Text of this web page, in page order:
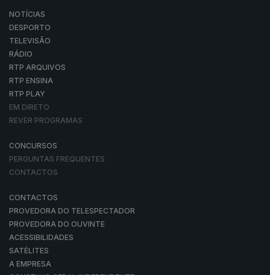
NOTÍCIAS
DESPORTO
TELEVISÃO
RÁDIO
RTP ARQUIVOS
RTP ENSINA
RTP PLAY
EM DIRETO
REVER PROGRAMAS
CONCURSOS
PERGUNTAS FREQUENTES
CONTACTOS
CONTACTOS
PROVEDORA DO TELESPECTADOR
PROVEDORA DO OUVINTE
ACESSIBILIDADES
SATÉLITES
A EMPRESA